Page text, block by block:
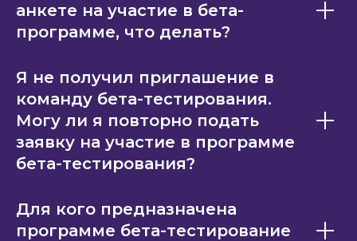
анкете на участие в бета-
программе, что делать?
Я не получил приглашение в
команду бета-тестирования.
Могу ли я повторно подать
заявку на участие в программе
бета-тестирования?
Для кого предназначена
программе бета-тестирование